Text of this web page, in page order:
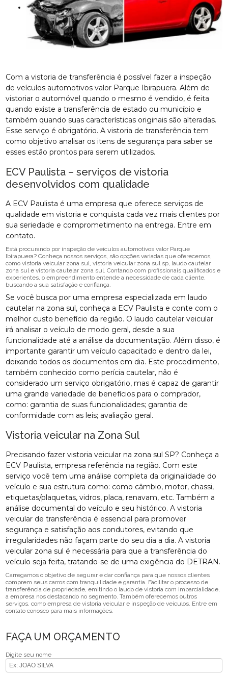
Com a vistoria de transferência é possível fazer a inspeção
de veículos automotivos valor Parque Ibirapuera. Além de
vistoriar o automóvel quando o mesmo é vendido, é feita
quando existe a transferência de estado ou município e
também quando suas características originais são alteradas.
Esse serviço é obrigatório. A vistoria de transferência tem
como objetivo analisar os itens de segurança para saber se
esses estão prontos para serem utilizados.
ECV Paulista – serviços de vistoria
desenvolvidos com qualidade
A ECV Paulista é uma empresa que oferece serviços de
qualidade em vistoria e conquista cada vez mais clientes por
sua seriedade e comprometimento na entrega. Entre em
contato.
Está procurando por inspeção de veículos automotivos valor Parque
Ibirapuera? Conheça nossos serviços, são opções variadas que oferecemos,
como vistoria veicular zona sul, vistoria veicular zona sul sp, laudo cautelar
zona sul e vistoria cautelar zona sul. Contando com profissionais qualificados e
experientes, o empreendimento entende a necessidade de cada cliente,
buscando a sua satisfação e confiança.
Se você busca por uma empresa especializada em laudo
cautelar na zona sul, conheça a ECV Paulista e conte com o
melhor custo benefício da região. O laudo cautelar veicular
irá analisar o veículo de modo geral, desde a sua
funcionalidade até a análise da documentação. Além disso, é
importante garantir um veículo capacitado e dentro da lei,
deixando todos os documentos em dia. Este procedimento,
também conhecido como perícia cautelar, não é
considerado um serviço obrigatório, mas é capaz de garantir
uma grande variedade de benefícios para o comprador,
como: garantia de suas funcionalidades; garantia de
conformidade com as leis; avaliação geral.
Vistoria veicular na Zona Sul
Precisando fazer vistoria veicular na zona sul SP? Conheça a
ECV Paulista, empresa referência na região. Com este
serviço você tem uma análise completa da originalidade do
veículo e sua estrutura como: como câmbio, motor, chassi,
etiquetas/plaquetas, vidros, placa, renavam, etc. Também a
análise documental do veículo e seu histórico. A vistoria
veicular de transferência é essencial para promover
segurança e satisfação aos condutores, evitando que
irregularidades não façam parte do seu dia a dia. A vistoria
veicular zona sul é necessária para que a transferência do
veículo seja feita, tratando-se de uma exigência do DETRAN.
Carregamos o objetivo de segurar e dar confiança para que nossos clientes
comprem seus carros com tranquilidade e garantia. Facilitar o processo de
transferência de propriedade, emitindo o laudo de vistoria com imparcialidade,
a empresa nos destacando no segmento. Também oferecemos outros
serviços, como empresa de vistoria veicular e inspeção de veículos. Entre em
contato conosco para mais informações.
FAÇA UM ORÇAMENTO
Digite seu nome